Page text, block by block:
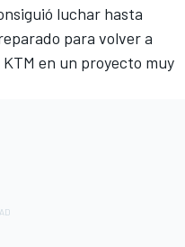
luchar hasta
para volver a
en un proyecto muy